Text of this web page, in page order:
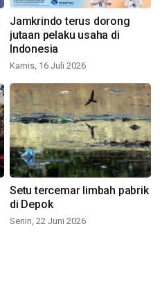
Jamkrindo terus dorong
jutaan pelaku usaha di
Indonesia
Kamis, 16 Juli 2026
Setu tercemar limbah pabrik
di Depok
Senin, 22 Juni 2026